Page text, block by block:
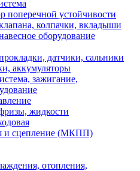
поперечной устойчивости
колпачки, вкладыши
оборудование
датчики, сальники
аккумуляторы
зажигание,
жидкости
и сцепление (МКПП)
отопления,